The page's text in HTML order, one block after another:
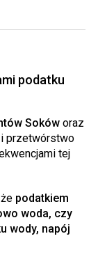
podatku
Soków oraz
przetwórstwo
tej
podatkiem
woda, czy
wody, napój